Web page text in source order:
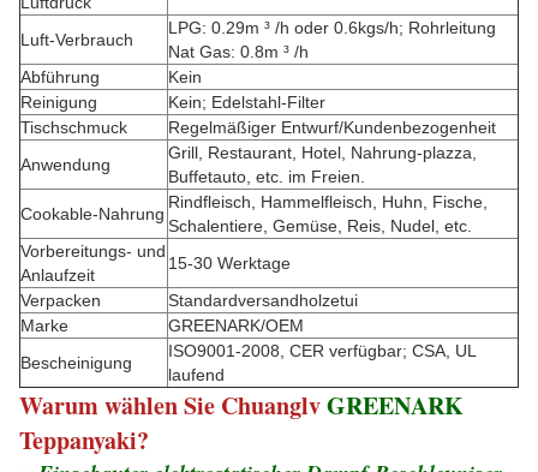
Luft-Verbrauch
LPG: 0.29m ³ /h oder 0.6kgs/h; Rohrleitung
Nat Gas: 0.8m ³ /h
Abführung
Kein
Reinigung
Kein; Edelstahl-Filter
Tischschmuck
Regelmäßiger Entwurf/Kundenbezogenheit
Anwendung
Grill, Restaurant, Hotel, Nahrung-plazza,
Buffetauto, etc. im Freien.
Cookable-Nahrung
Rindfleisch, Hammelfleisch, Huhn, Fische,
Schalentiere, Gemüse, Reis, Nudel, etc.
Vorbereitungs- und
Anlaufzeit
15-30 Werktage
Verpacken
Standardversandholzetui
Marke
GREENARK/OEM
Bescheinigung
ISO9001-2008, CER verfügbar; CSA, UL
laufend
Warum wählen Sie ChuanglvGREENARK
Teppanyaki?